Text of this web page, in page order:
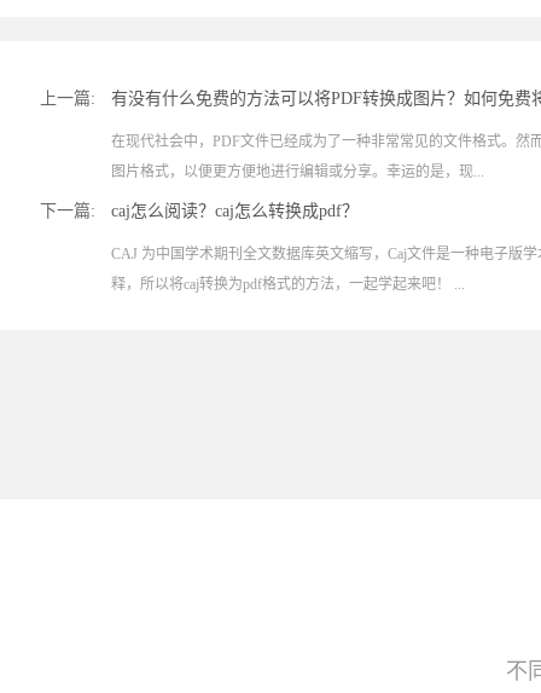
上一篇: 有没有什么免费的方法可以将PDF转换成图片？如何免费
在现代社会中，PDF文件已经成为了一种非常常见的文件格式。然
图片格式，以便更方便地进行编辑或分享。幸运的是，现...
下一篇: caj怎么阅读？caj怎么转换成pdf？
CAJ 为中国学术期刊全文数据库英文缩写，Caj文件是一种电子版
释，所以将caj转换为pdf格式的方法，一起学起来吧！ ...
不